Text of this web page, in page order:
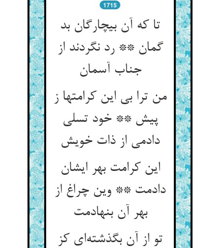
1715
تا که آن بیچارگان بد
گمان ** رد نگردند از
جناب آسمان
من ترا بی این کرامتها ز
پیش ** خود تسلی
دادمی از ذات خویش
این کرامت بهر ایشان
دادمت ** وین چراغ از
بهر آن بنهادمت
تو از آن بگذشته‌ای کز